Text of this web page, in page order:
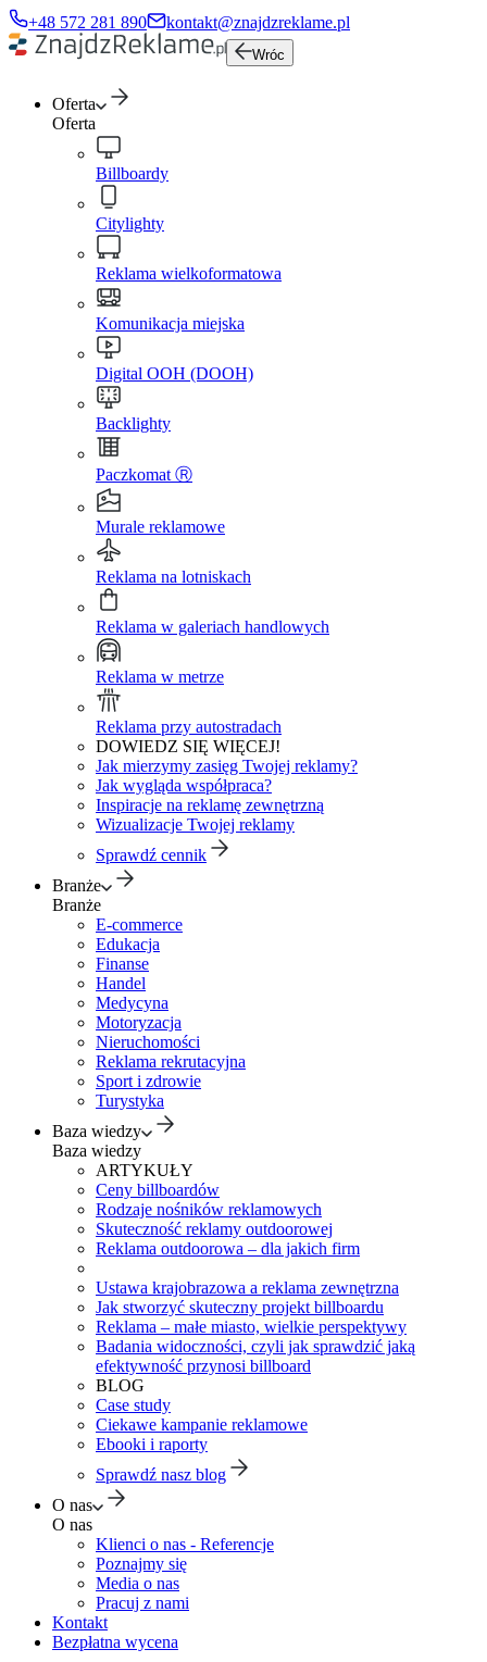
+48 572 281 890 kontakt@znajdzreklame.pl
Wróc
Oferta
Oferta
Billboardy
Citylighty
Reklama wielkoformatowa
Komunikacja miejska
Digital OOH (DOOH)
Backlighty
Paczkomat Ⓡ
Murale reklamowe
Reklama na lotniskach
Reklama w galeriach handlowych
Reklama w metrze
Reklama przy autostradach
DOWIEDZ SIĘ WIĘCEJ!
Jak mierzymy zasięg Twojej reklamy?
Jak wygląda współpraca?
Inspiracje na reklamę zewnętrzną
Wizualizacje Twojej reklamy
Sprawdź cennik
Branże
Branże
E-commerce
Edukacja
Finanse
Handel
Medycyna
Motoryzacja
Nieruchomości
Reklama rekrutacyjna
Sport i zdrowie
Turystyka
Baza wiedzy
Baza wiedzy
ARTYKUŁY
Ceny billboardów
Rodzaje nośników reklamowych
Skuteczność reklamy outdoorowej
Reklama outdoorowa – dla jakich firm
Ustawa krajobrazowa a reklama zewnętrzna
Jak stworzyć skuteczny projekt billboardu
Reklama – małe miasto, wielkie perspektywy
Badania widoczności, czyli jak sprawdzić jaką
efektywność przynosi billboard
BLOG
Case study
Ciekawe kampanie reklamowe
Ebooki i raporty
Sprawdź nasz blog
O nas
O nas
Klienci o nas - Referencje
Poznajmy się
Media o nas
Pracuj z nami
Kontakt
Bezpłatna wycena